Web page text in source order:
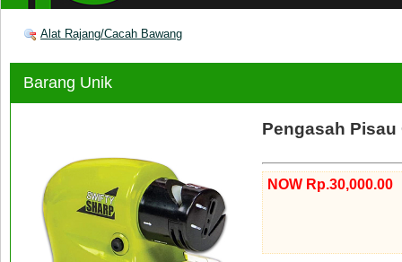
Alat Rajang/Cacah Bawang
Barang Unik
Pengasah Pisau
NOW Rp.30,000.00